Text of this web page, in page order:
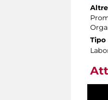
Tipo